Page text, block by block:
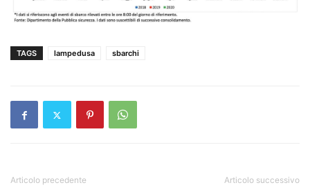
TAGS lampedusa sbarchi
Articolo precedente Articolo successivo